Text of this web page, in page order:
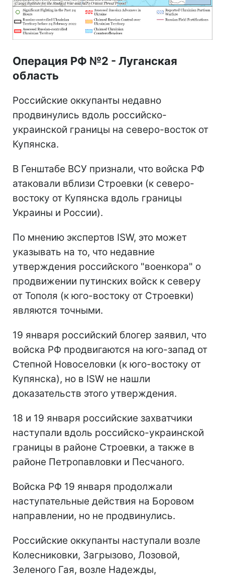
Операция РФ №2 - Луганская
область
Российские оккупанты недавно
продвинулись вдоль российско-
украинской границы на северо-восток от
Купянска.
В Генштабе ВСУ признали, что войска РФ
атаковали вблизи Строевки (к северо-
востоку от Купянска вдоль границы
Украины и России).
По мнению экспертов ISW, это может
указывать на то, что недавние
утверждения российского "военкора" о
продвижении путинских войск к северу
от Тополя (к юго-востоку от Строевки)
являются точными.
19 января российский блогер заявил, что
войска РФ продвигаются на юго-запад от
Степной Новоселовки (к юго-востоку от
Купянска), но в ISW не нашли
доказательств этого утверждения.
18 и 19 января российские захватчики
наступали вдоль российско-украинской
границы в районе Строевки, а также в
районе Петропавловки и Песчаного.
Войска РФ 19 января продолжали
наступательные действия на Боровом
направлении, но не продвинулись.
Российские оккупанты наступали возле
Колесниковки, Загрызово, Лозовой,
Зеленого Гая, возле Надежды,